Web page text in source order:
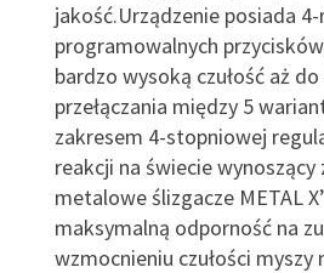
jakość.Urządzenie posiada
programowalnych
bardzo wysoką czułość aż
przełączania między 5
zakresem 4-stopniowej
reakcji na świecie
metalowe ślizgacze METAL
maksymalną odporność na
wzmocnieniu czułości